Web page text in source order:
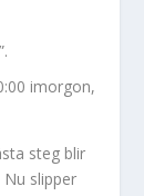
imorgon,
steg blir
Nu slipper